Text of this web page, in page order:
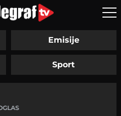
Emisije
Sport